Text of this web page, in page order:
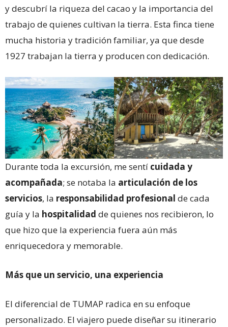
y descubrí la riqueza del cacao y la importancia del
trabajo de quienes cultivan la tierra. Esta finca tiene
mucha historia y tradición familiar, ya que desde
1927 trabajan la tierra y producen con dedicación.
Durante toda la excursión, me sentí cuidada y
acompañada; se notaba la articulación de los
servicios, la responsabilidad profesional de cada
guía y la hospitalidad de quienes nos recibieron, lo
que hizo que la experiencia fuera aún más
enriquecedora y memorable.
Más que un servicio, una experiencia
El diferencial de TUMAP radica en su enfoque
personalizado. El viajero puede diseñar su itinerario